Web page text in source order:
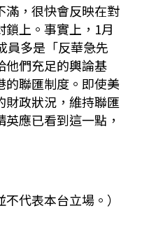
滿，很快會反映在對
上。事實上，1月
員多是「反華急先
他們充足的輿論基
的聯匯制度。即使美
財政狀況，維持聯匯
應已看到這一點，
代表本台立場。）